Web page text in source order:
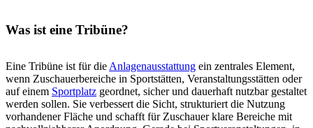
Was ist eine Tribüne?
Eine Tribüne ist für die Anlagenausstattung ein zentrales Element,
wenn Zuschauerbereiche in Sportstätten, Veranstaltungsstätten oder
auf einem Sportplatz geordnet, sicher und dauerhaft nutzbar gestaltet
werden sollen. Sie verbessert die Sicht, strukturiert die Nutzung
vorhandener Fläche und schafft für Zuschauer klare Bereiche mit